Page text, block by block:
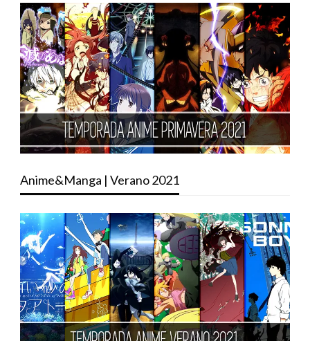
Anime&Manga | Verano 2021